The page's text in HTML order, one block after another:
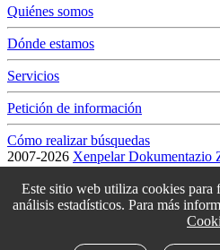
Quiénes somos
Dónde estamos
Servicios
Petición de información
Cómo realizar búsquedas
2007-2026 Xenpelar Dokumentazio
T. (+34) 943 69 42 77 / F. (+34)
bertsozale.eus /Lege oharra/
Este sitio web utiliza cookies para
análisis estadísticos. Para más